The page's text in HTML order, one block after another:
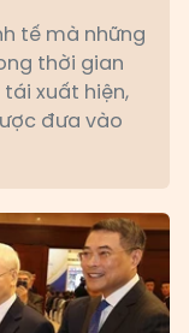
tế mà những
thời gian
xuất hiện,
đưa vào